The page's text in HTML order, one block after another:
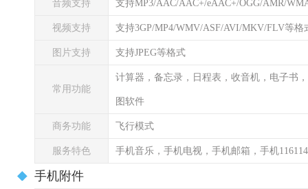
音频支持 支持MP3/AAC/AAC+/eAAC+/OGG/AMR/
视频支持 支持3GP/MP4/WMV/ASF/AVI/MKV/FLV等格
图片支持 支持JPEG等格式
常用功能
计算器，备忘录，日程表，收音机，电子书
图软件
商务功能 飞行模式
服务特色 手机音乐，手机电视，手机邮箱，手机
手机附件